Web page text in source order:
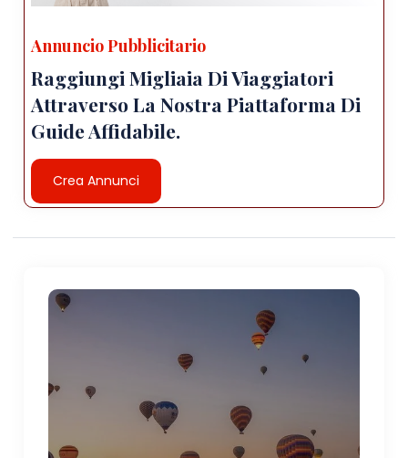
Annuncio Pubblicitario
Raggiungi Migliaia Di Viaggiatori
Attraverso La Nostra Piattaforma Di
Guide Affidabile.
Crea Annunci